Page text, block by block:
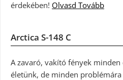
érdekében! Olvasd Tovább
Arctica S-148 C
A zavaró, vakító fények
életünk, de minden